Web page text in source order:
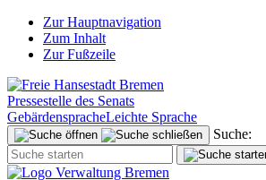
Zur Hauptnavigation
Zum Inhalt
Zur Fußzeile
Pressestelle des Senats
GebärdenspracheLeichte Sprache
Suche: